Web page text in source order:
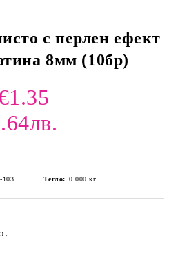
с перлен ефект
8мм (10бр)
103 Тегло: 0.000 кг